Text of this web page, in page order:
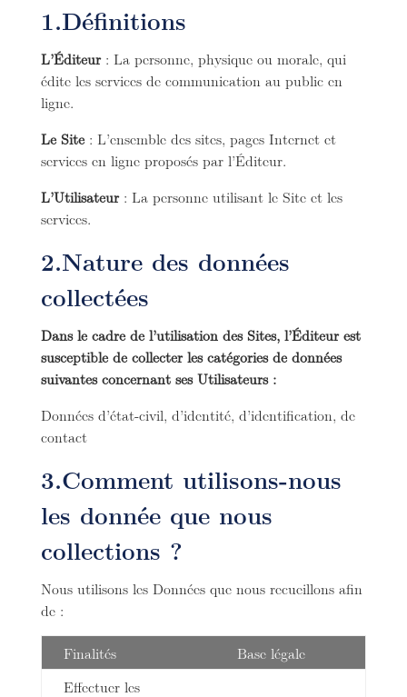
1.Définitions
L’Éditeur : La personne, physique ou morale, qui
édite les services de communication au public en
ligne.
Le Site : L’ensemble des sites, pages Internet et
services en ligne proposés par l’Éditeur.
L’Utilisateur : La personne utilisant le Site et les
services.
2.Nature des données
collectées
Dans le cadre de l’utilisation des Sites, l’Éditeur est
susceptible de collecter les catégories de données
suivantes concernant ses Utilisateurs :
Données d’état-civil, d’identité, d’identification, de
contact
3.Comment utilisons-nous
les donnée que nous
collections ?
Nous utilisons les Données que nous recueillons afin
de :
Finalités
Base légale
Effectuer les